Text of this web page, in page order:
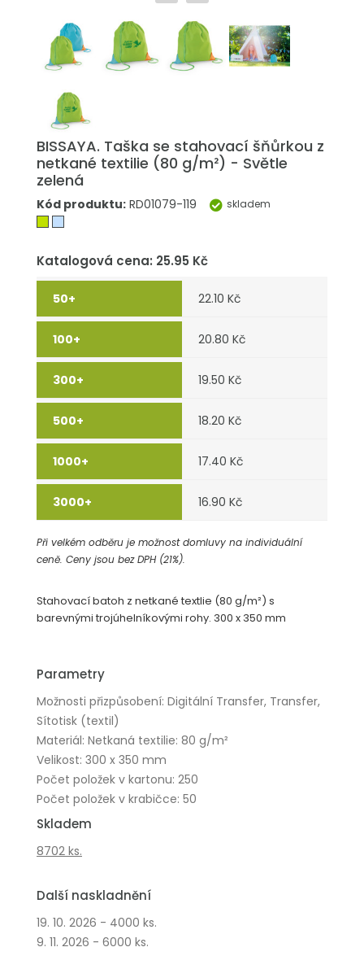
BISSAYA. Taška se stahovací šňůrkou z
netkané textilie (80 g/m²) - Světle
zelená
Kód produktu: RD01079-119 skladem
Katalogová cena: 25.95 Kč
22.10 Kč
20.80 Kč
19.50 Kč
18.20 Kč
17.40 Kč
16.90 Kč
Při velkém odběru je možnost domluvy na individuální
ceně. Ceny jsou bez DPH (21%).
Stahovací batoh z netkané textlie (80 g/m²) s
barevnými trojúhelníkovými rohy. 300 x 350 mm
Parametry
Možnosti přizpůsobení: Digitální Transfer, Transfer,
Sítotisk (textil)
Materiál: Netkaná textilie: 80 g/m²
Velikost: 300 x 350 mm
Počet položek v kartonu: 250
Počet položek v krabičce: 50
Skladem
8702 ks.
Další naskladnění
19. 10. 2026 - 4000 ks.
9. 11. 2026 - 6000 ks.